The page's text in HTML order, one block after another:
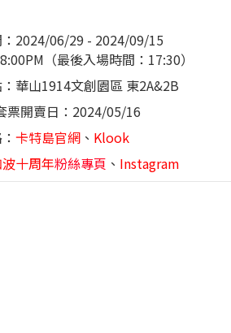
：2024/06/29 - 2024/09/15
（最後入場時間：17:30）
華山1914文創園區 東2A&2B
票開賣日：2024/05/16
卡特島官網 、 Klook
十周年粉絲專頁 、 Instagram